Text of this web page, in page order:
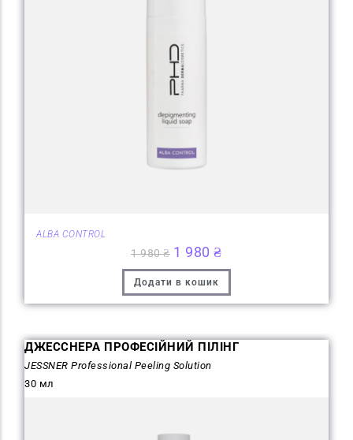
ALBA CONTROL
1 980₴ 1 980₴
Додати в кошик
ДЖЕССНЕРА ПРОФЕСІЙНИЙ ПІЛІНГ
JESSNER Professional Peeling Solution
30 мл